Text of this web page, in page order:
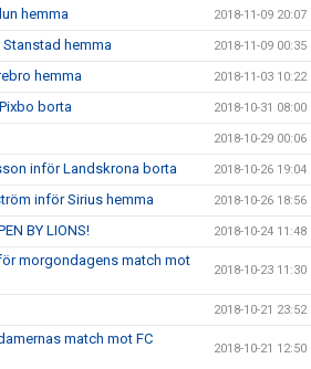
hemma 2018-11-09 20:07
hemma 2018-11-09 00:35
hemma 2018-11-03 10:22
borta 2018-10-31 08:00
2018-10-29 00:06
inför Landskrona borta 2018-10-26 19:04
inför Sirius hemma 2018-10-26 18:56
BY LIONS! 2018-10-24 11:48
morgondagens match mot
2018-10-23 11:30
2018-10-21 23:52
match mot FC
2018-10-21 12:50